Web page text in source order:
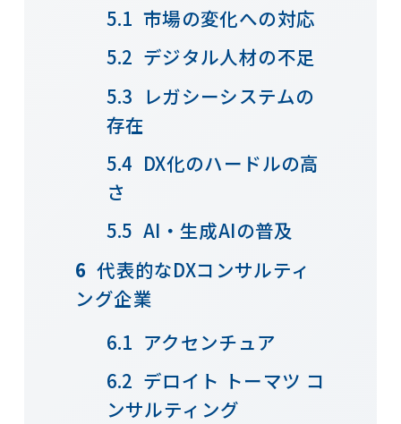
市場の変化への対応
デジタル人材の不足
レガシーシステムの
存在
DX化のハードルの高
さ
AI・生成AIの普及
代表的なDXコンサルティ
ング企業
アクセンチュア
デロイト トーマツ コ
ンサルティング